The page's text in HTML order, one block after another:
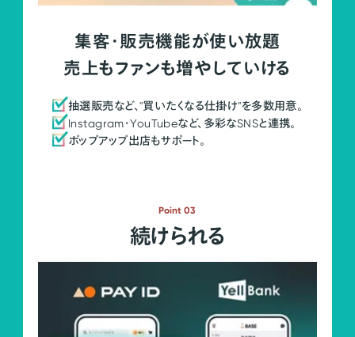
集客・販売機能が使い放題
売上もファンも増やしていける
抽選販売など、"買いたくなる仕掛け"を多数用意。
Instagram・YouTubeなど、多彩なSNSと連携。
ポップアップ出店もサポート。
Point 03
続けられる